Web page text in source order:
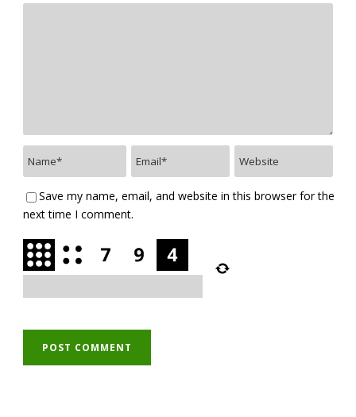
Save my name, email, and website in this browser for the
next time I comment.